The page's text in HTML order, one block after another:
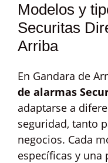
Modelos y
Securitas
Arriba
En Gandara de
de alarmas
adaptarse a
seguridad, tanto
negocios. Cada
específicas y una